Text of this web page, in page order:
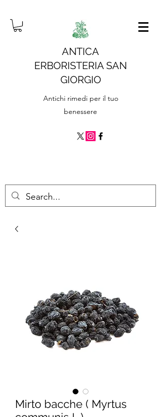
ANTICA
ERBORISTERIA SAN
GIORGIO
Antichi rimedi per il tuo
benessere
Mirto bacche ( Myrtus